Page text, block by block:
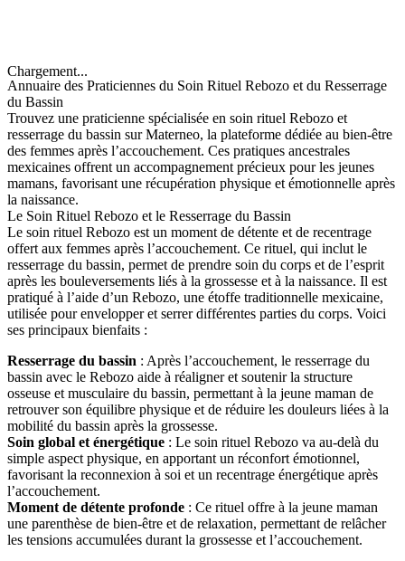
Chargement...
Annuaire des Praticiennes du Soin Rituel Rebozo et du Resserrage
du Bassin
Trouvez une praticienne spécialisée en soin rituel Rebozo et
resserrage du bassin sur Materneo, la plateforme dédiée au bien-être
des femmes après l’accouchement. Ces pratiques ancestrales
mexicaines offrent un accompagnement précieux pour les jeunes
mamans, favorisant une récupération physique et émotionnelle après
la naissance.
Le Soin Rituel Rebozo et le Resserrage du Bassin
Le soin rituel Rebozo est un moment de détente et de recentrage
offert aux femmes après l’accouchement. Ce rituel, qui inclut le
resserrage du bassin, permet de prendre soin du corps et de l’esprit
après les bouleversements liés à la grossesse et à la naissance. Il est
pratiqué à l’aide d’un Rebozo, une étoffe traditionnelle mexicaine,
utilisée pour envelopper et serrer différentes parties du corps. Voici
ses principaux bienfaits :
Resserrage du bassin : Après l’accouchement, le resserrage du
bassin avec le Rebozo aide à réaligner et soutenir la structure
osseuse et musculaire du bassin, permettant à la jeune maman de
retrouver son équilibre physique et de réduire les douleurs liées à la
mobilité du bassin après la grossesse.
Soin global et énergétique : Le soin rituel Rebozo va au-delà du
simple aspect physique, en apportant un réconfort émotionnel,
favorisant la reconnexion à soi et un recentrage énergétique après
l’accouchement.
Moment de détente profonde : Ce rituel offre à la jeune maman
une parenthèse de bien-être et de relaxation, permettant de relâcher
les tensions accumulées durant la grossesse et l’accouchement.